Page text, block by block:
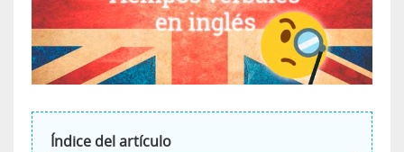
Índice del artículo